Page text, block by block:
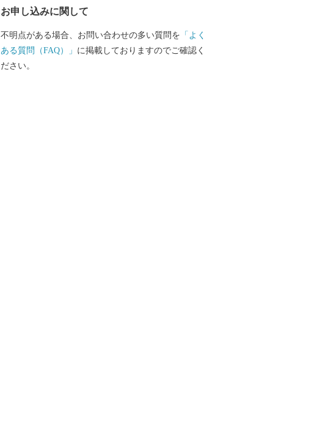
ーに起用し「日本一さくらんぼの里さがえ」として全
国に発信しています。
お申し込みに関して
不明点がある場合、お問い合わせの多い質問を 「よく
ある質問（FAQ）」 に掲載しておりますのでご確認く
ださい。